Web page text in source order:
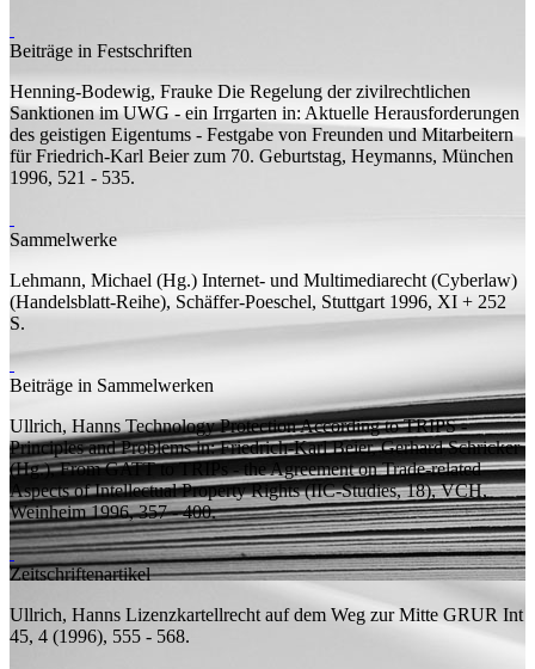
Beiträge in Festschriften
Henning-Bodewig, Frauke Die Regelung der zivilrechtlichen
Sanktionen im UWG - ein Irrgarten in: Aktuelle Herausforderungen
des geistigen Eigentums - Festgabe von Freunden und Mitarbeitern
für Friedrich-Karl Beier zum 70. Geburtstag, Heymanns, München
1996, 521 - 535.
Sammelwerke
Lehmann, Michael (Hg.) Internet- und Multimediarecht (Cyberlaw)
(Handelsblatt-Reihe), Schäffer-Poeschel, Stuttgart 1996, XI + 252
S.
Beiträge in Sammelwerken
Ullrich, Hanns Technology Protection According to TRIPS -
Principles and Problemsin: Friedrich-Karl Beier, Gerhard Schricker
(Hg.), From GATT to TRIPs - the Agreement on Trade-related
Aspects of Intellectual Property Rights (IIC-Studies, 18), VCH,
Weinheim 1996, 357 - 400.
Zeitschriftenartikel
Ullrich, Hanns Lizenzkartellrecht auf dem Weg zur Mitte GRUR Int
45, 4 (1996), 555 - 568.